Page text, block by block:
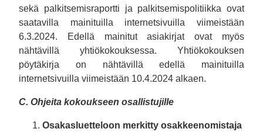
sekä palkitsemisraportti ja palkitsemispolitiikka ovat
saatavilla mainituilla internetsivuilla viimeistään
6.3.2024. Edellä mainitut asiakirjat ovat myös
nähtävillä yhtiökokouksessa. Yhtiökokouksen
pöytäkirja on nähtävillä edellä mainituilla
internetsivuilla viimeistään 10.4.2024 alkaen.
C. Ohjeita kokoukseen osallistujille
Osakasluetteloon merkitty osakkeenomistaja